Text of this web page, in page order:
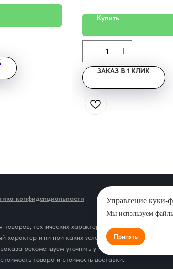
Управление куки-
Мы используем
Принять
Купить
ЗАКАЗ В 1 КЛИК
конфиденциальности Новости Карта
технических характеристик, наличия на
характер и ни при каких условиях не является
рекомендуем уточнить у наших специалистов
стоимость товара и стоимость доставки.